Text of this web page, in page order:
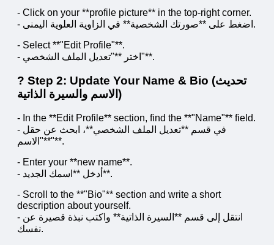
- Click on your **profile picture** in the top-right corner.
- اضغط على **صورتك الشخصية** في الزاوية العلوية اليمنى.
- Select **"Edit Profile"**.
- اختر **"تعديل الملف الشخصي"**.
? Step 2: Update Your Name & Bio (تحديث
الاسم والسيرة الذاتية)
- In the **Edit Profile** section, find the **"Name"** field.
- في قسم **تعديل الملف الشخصي**، ابحث عن حقل
**"الاسم"**.
- Enter your **new name**.
- أدخل **اسمك الجديد**.
- Scroll to the **"Bio"** section and write a short
description about yourself.
- انتقل إلى قسم **السيرة الذاتية** واكتب نبذة قصيرة عن
نفسك.